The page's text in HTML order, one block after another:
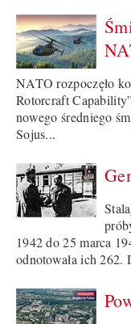
NATO rozpoczęło
Rotorcraft
nowego średniego
Sojus...
1942 do 25 marca
odnotowała ich 262.